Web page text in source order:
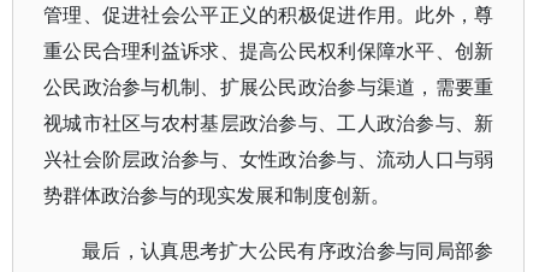
管理、促进社会公平正义的积极促进作用。此外，尊
重公民合理利益诉求、提高公民权利保障水平、创新
公民政治参与机制、扩展公民政治参与渠道，需要重
视城市社区与农村基层政治参与、工人政治参与、新
兴社会阶层政治参与、女性政治参与、流动人口与弱
势群体政治参与的现实发展和制度创新。
最后，认真思考扩大公民有序政治参与同局部参